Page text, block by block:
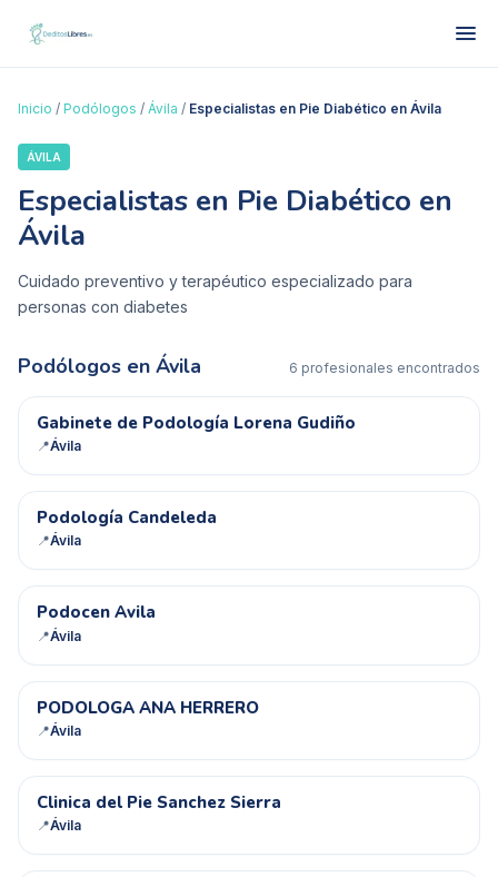
Inicio / Podólogos / Ávila / Especialistas en Pie Diabético en Ávila
ÁVILA
Especialistas en Pie Diabético en
Ávila
Cuidado preventivo y terapéutico especializado para
personas con diabetes
Podólogos en Ávila 6 profesionales encontrados
GD
Gabinete de Podología Lorena Gudiño
📍Ávila
PC
Podología Candeleda
📍Ávila
PA
Podocen Avila
📍Ávila
PA
PODOLOGA ANA HERRERO
📍Ávila
CD
Clinica del Pie Sanchez Sierra
📍Ávila